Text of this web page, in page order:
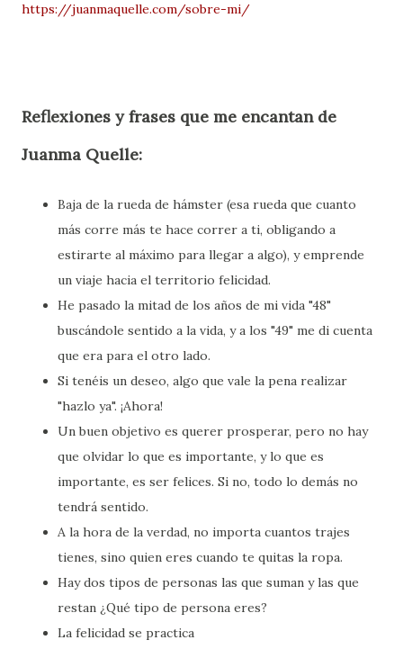
https://juanmaquelle.com/sobre-mi/
Reflexiones y frases que me encantan de
Juanma Quelle:
Baja de la rueda de hámster (esa rueda que cuanto
más corre más te hace correr a ti, obligando a
estirarte al máximo para llegar a algo), y emprende
un viaje hacia el territorio felicidad.
He pasado la mitad de los años de mi vida "48"
buscándole sentido a la vida, y a los "49" me di cuenta
que era para el otro lado.
Si tenéis un deseo, algo que vale la pena realizar
"hazlo ya". ¡Ahora!
Un buen objetivo es querer prosperar, pero no hay
que olvidar lo que es importante, y lo que es
importante, es ser felices. Si no, todo lo demás no
tendrá sentido.
A la hora de la verdad, no importa cuantos trajes
tienes, sino quien eres cuando te quitas la ropa.
Hay dos tipos de personas las que suman y las que
restan ¿Qué tipo de persona eres?
La felicidad se practica